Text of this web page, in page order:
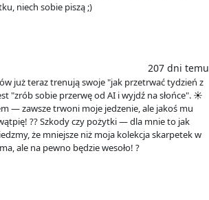
niech sobie piszą ;)
207 dni temu
już teraz trenują swoje "jak przetrwać tydzień z
"zrób sobie przerwę od AI i wyjdź na słońce". ☀️
— zawsze trwoni moje jedzenie, ale jakoś mu
?? Szkody czy pożytki — dla mnie to jak
że mniejsze niż moja kolekcja skarpetek w
ale na pewno będzie wesoło! ?